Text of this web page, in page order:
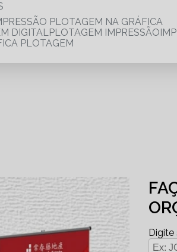
PLOTAGEM NA GRÁFICA
DIGITAL PLOTAGEM IMPRESSÃO
PLOTAGEM
Digite